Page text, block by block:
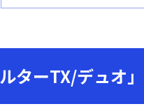
ターTX/デュオ